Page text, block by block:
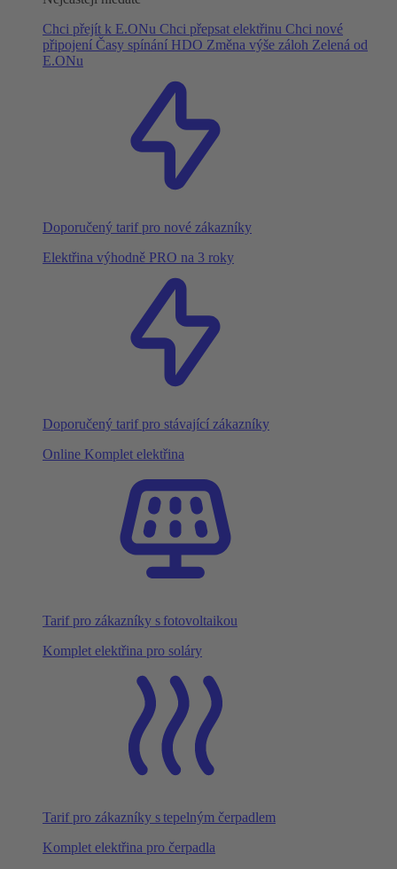
Chci přejít k E.ONu Chci přepsat elektřinu Chci nové
připojení Časy spínání HDO Změna výše záloh Zelená od
E.ONu
Doporučený tarif pro nové zákazníky
Elektřina výhodně PRO na 3 roky
Doporučený tarif pro stávající zákazníky
Online Komplet elektřina
Tarif pro zákazníky s fotovoltaikou
Komplet elektřina pro soláry
Tarif pro zákazníky s tepelným čerpadlem
Komplet elektřina pro čerpadla